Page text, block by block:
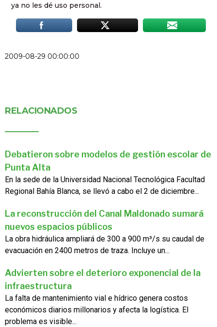
ya no les dé uso personal.
2009-08-29 00:00:00
RELACIONADOS
Debatieron sobre modelos de gestión escolar de
Punta Alta
En la sede de la Universidad Nacional Tecnológica Facultad
Regional Bahía Blanca, se llevó a cabo el 2 de diciembre...
La reconstrucción del Canal Maldonado sumará
nuevos espacios públicos
La obra hidráulica ampliará de 300 a 900 m³/s su caudal de
evacuación en 2400 metros de traza. Incluye un...
Advierten sobre el deterioro exponencial de la
infraestructura
La falta de mantenimiento vial e hídrico genera costos
económicos diarios millonarios y afecta la logística. El
problema es visible...